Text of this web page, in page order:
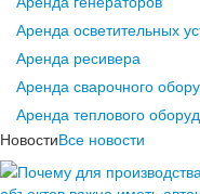
Аренда осветительных
Аренда ресивера
Аренда сварочного
Аренда теплового
НовостиВсе новости